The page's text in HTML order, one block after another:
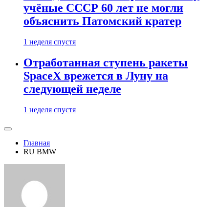
учёные СССР 60 лет не могли
объяснить Патомский кратер
1 неделя спустя
Отработанная ступень ракеты
SpaceX врежется в Луну на
следующей неделе
1 неделя спустя
Главная
RU BMW